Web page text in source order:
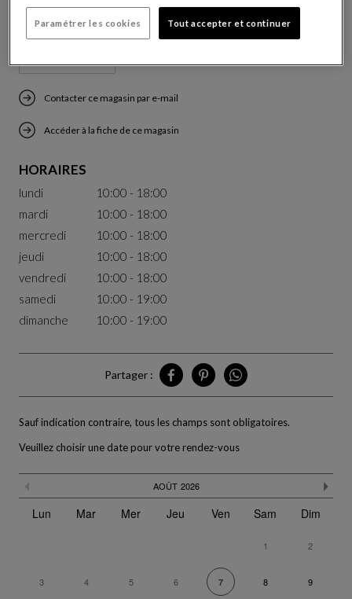
Tél: (+86)13458074384
Contacter ce magasin par e-mail
Accéder à la fiche de ce magasin
HORAIRES
lundi
10:00 - 18:00
mardi
10:00 - 18:00
mercredi
10:00 - 18:00
jeudi
10:00 - 18:00
vendredi
10:00 - 18:00
samedi
10:00 - 19:00
dimanche
10:00 - 19:00
Partager :
Partager Chengdu sur Facebook
Partager Chengdu sur Pinterest
Partager Chengdu sur
Sauf indication contraire, tous les champs sont obligatoires.
Veuillez choisir une date pour votre rendez-vous
Le calendrier n'est pas pleinement compatible avec l'utilisation
le
calendrier
AOÛT 2026
Lun Mar Mer Jeu Ven Sam Dim
1 2
3 4 5 6 7 8 9
Paramétrer les cookies Tout accepter et continuer